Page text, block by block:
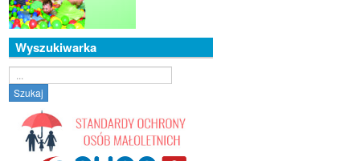
Wyszukiwarka
Szukaj